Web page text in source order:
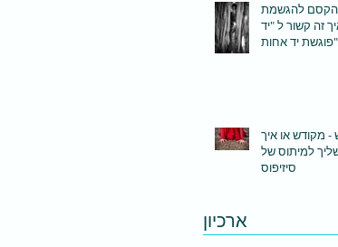
להגשמת
חלומות ואיך זה קשור ל "יד
?
מקודש או איך
למיתוס של
סיזיפוס
ארכיון